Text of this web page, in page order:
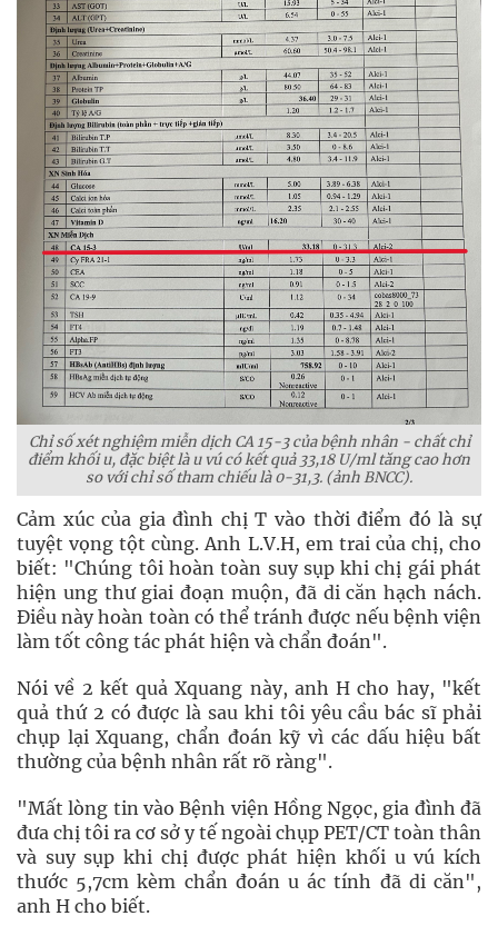
Chỉ số xét nghiệm miễn dịch CA 15-3 của bệnh nhân - chất chỉ
điểm khối u, đặc biệt là u vú có kết quả 33,18 U/ml tăng cao hơn
so với chỉ số tham chiếu là 0-31,3. (ảnh BNCC).
Cảm xúc của gia đình chị T vào thời điểm đó là sự
tuyệt vọng tột cùng. Anh L.V.H, em trai của chị, cho
biết: "Chúng tôi hoàn toàn suy sụp khi chị gái phát
hiện ung thư giai đoạn muộn, đã di căn hạch nách.
Điều này hoàn toàn có thể tránh được nếu bệnh viện
làm tốt công tác phát hiện và chẩn đoán".
Nói về 2 kết quả Xquang này, anh H cho hay, "kết
quả thứ 2 có được là sau khi tôi yêu cầu bác sĩ phải
chụp lại Xquang, chẩn đoán kỹ vì các dấu hiệu bất
thường của bệnh nhân rất rõ ràng".
"Mất lòng tin vào Bệnh viện Hồng Ngọc, gia đình đã
đưa chị tôi ra cơ sở y tế ngoài chụp PET/CT toàn thân
và suy sụp khi chị được phát hiện khối u vú kích
thước 5,7cm kèm chẩn đoán u ác tính đã di căn",
anh H cho biết.